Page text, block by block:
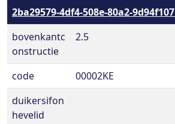
2ba29579-4df4-508e-80a2-
bovenkantc
onstructie
2.5
code
00002KE
duikersifon
hevelid